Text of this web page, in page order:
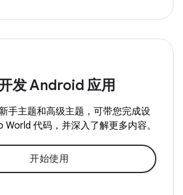
发 Android 应用
手主题和高级主题，可带您完成设
World 代码，并深入了解更多内容。
开始使用